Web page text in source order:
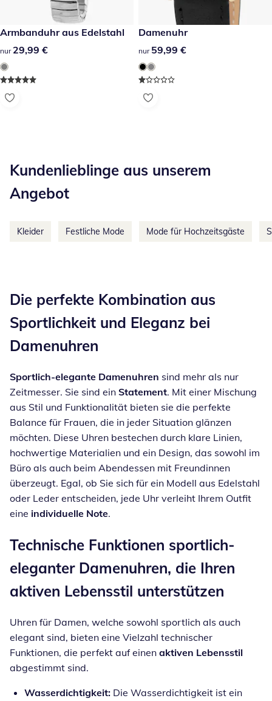
29,99 €
Armbanduhr aus Edelstahl
29,99 €
nur 29,99 €
59,99 €
Damenuhr
59,99 €
nur 59,99 €
Kundenlieblinge aus unserem
Angebot
Kleider Festliche Mode Mode für Hochzeitsgäste
Die perfekte Kombination aus
Sportlichkeit und Eleganz bei
Damenuhren
Sportlich-elegante Damenuhren sind mehr als nur
Zeitmesser. Sie sind ein Statement. Mit einer Mischung
aus Stil und Funktionalität bieten sie die perfekte
Balance für Frauen, die in jeder Situation glänzen
möchten. Diese Uhren bestechen durch klare Linien,
hochwertige Materialien und ein Design, das sowohl im
Büro als auch beim Abendessen mit Freundinnen
überzeugt. Egal, ob Sie sich für ein Modell aus Edelstahl
oder Leder entscheiden, jede Uhr verleiht Ihrem Outfit
eine individuelle Note.
Technische Funktionen sportlich-
eleganter Damenuhren, die Ihren
aktiven Lebensstil unterstützen
Uhren für Damen, welche sowohl sportlich als auch
elegant sind, bieten eine Vielzahl technischer
Funktionen, die perfekt auf einen aktiven Lebensstil
abgestimmt sind.
Wasserdichtigkeit: Die Wasserdichtigkeit ist ein